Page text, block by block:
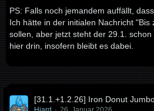
PS: Falls noch jemandem auffällt,
Ich hätte in der initialen Nachricht "Bis
sollen, aber jetzt steht der 29.1.
hier drin, insofern bleibt es dabei.
[31.1.+1.2.26] Iron Donut